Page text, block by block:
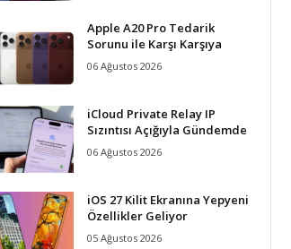
Apple A20 Pro Tedarik
Sorunu ile Karşı Karşıya
06 Ağustos 2026
iCloud Private Relay IP
Sızıntısı Açığıyla Gündemde
06 Ağustos 2026
iOS 27 Kilit Ekranına Yepyeni
Özellikler Geliyor
05 Ağustos 2026